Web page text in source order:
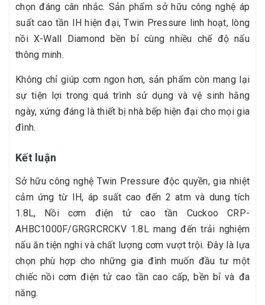
chọn đáng cân nhắc. Sản phẩm sở hữu công nghệ áp
suất cao tần IH hiện đại, Twin Pressure linh hoạt, lòng
nồi X-Wall Diamond bền bỉ cùng nhiều chế độ nấu
thông minh.
Không chỉ giúp cơm ngon hơn, sản phẩm còn mang lại
sự tiện lợi trong quá trình sử dụng và vệ sinh hằng
ngày, xứng đáng là thiết bị nhà bếp hiện đại cho mọi gia
đình.
Kết luận
Sở hữu công nghệ Twin Pressure độc quyền, gia nhiệt
cảm ứng từ IH, áp suất cao đến 2 atm và dung tích
1.8L, Nồi cơm điện tử cao tần Cuckoo CRP-
AHBC1000F/GRGRCRCKV 1.8L mang đến trải nghiệm
nấu ăn tiện nghi và chất lượng cơm vượt trội. Đây là lựa
chọn phù hợp cho những gia đình muốn đầu tư một
chiếc nồi cơm điện tử cao tần cao cấp, bền bỉ và đa
năng.